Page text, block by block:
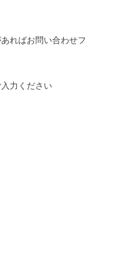
ればお問い合わせフ
力ください